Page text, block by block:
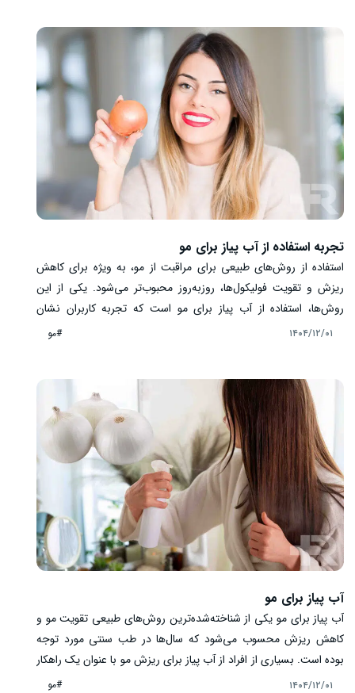
معدنی و ترکیبات آنتی‌اکسیدانی است که می‌تواند نقش موثری در
حفظ سلامت عمومی بدن داشته باشد و به پیشگیری از برخی
تجربه استفاده از آب پیاز برای مو
استفاده از روش‌های طبیعی برای مراقبت از مو، به ویژه برای کاهش
ریزش و تقویت فولیکول‌ها، روزبه‌روز محبوب‌تر می‌شود. یکی از این
روش‌ها، استفاده از آب پیاز برای مو است که تجربه کاربران نشان
می‌دهد می‌تواند تاثیر قابل توجهی بر سلامت پوست سر و کیفیت موها
واقعی کاربران را به صورت کاربردی و علمی بررسی می‌کنیم.
۱۴۰۴/۱۲/۰۱ #مو
آب پیاز برای مو
آب پیاز برای مو یکی از شناخته‌شده‌ترین روش‌های طبیعی تقویت مو و
کاهش ریزش محسوب می‌شود که سال‌ها در طب سنتی مورد توجه
بوده است. بسیاری از افراد از آب پیاز برای ریزش مو با عنوان یک راهکار
خانگی یاد می‌کنند، اما پرسش اصلی این است که این ماده چگونه بر
۱۴۰۴/۱۲/۰۱ #مو